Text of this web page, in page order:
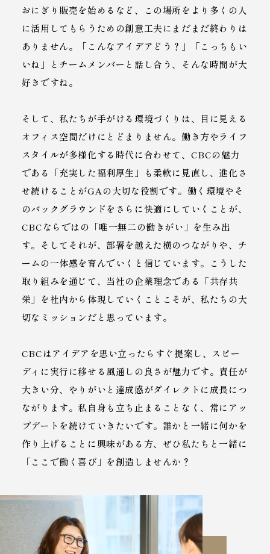
おにぎり販売を始めるなど、この場所をより多くの人
に活用してもらうための創意工夫にまだまだ終わりは
ありません。「こんなアイデアどう？」「こっちもい
いね」とチームメンバーと話し合う、そんな時間が大
好きですね。
そして、私たちが手がける環境づくりは、目に見える
オフィス空間だけにとどまりません。働き方やライフ
スタイルが多様化する時代に合わせて、CBCの魅力
である「充実した福利厚生」も柔軟に見直し、進化さ
せ続けることがGAの大切な役割です。働く環境やそ
のバックグラウンドをさらに快適にしていくことが、
CBCならではの「唯一無二の働きがい」を生み出
す。そしてそれが、部署を越えた横のつながりや、チ
ームの一体感を育んでいくと信じています。こうした
取り組みを通じて、当社の企業理念である「共存共
栄」を社内から体現していくことこそが、私たちの大
切なミッションだと思っています。
CBCはアイデアを思い立ったらすぐ提案し、スピー
ディに実行に移せる風通しの良さが魅力です。責任が
大きい分、やりがいと達成感がダイレクトに成長につ
ながります。私自身も立ち止まることなく、常にアッ
プデートを続けていきたいです。誰かと一緒に何かを
作り上げることに興味がある方、ぜひ私たちと一緒に
「ここで働く喜び」を創造しませんか？